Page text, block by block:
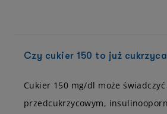
Czy cukier 150 to już
Cukier 150 mg/dl może
przedcukrzycowym,